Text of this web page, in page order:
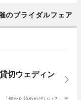
ブライダルフェア
切ウェディン
「何から始めればいい？」そ